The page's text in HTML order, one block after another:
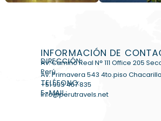
INFORMACIÓN DE
DIRECCIÓN:
Av. Camino Real N° 111 Office 205
Perú
Av. Primavera 543 4to.piso
TELÉFONO:
+51 993 467 835
E-MAIL:
info@perutravels.net